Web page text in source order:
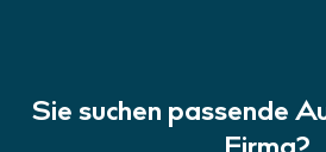
Sie suchen passende